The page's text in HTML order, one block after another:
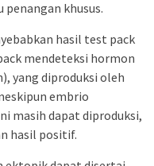
khusus.
hasil test pack
mendeteksi hormon
yang diproduksi oleh
embrio
masih dapat diproduksi,
hasil positif.